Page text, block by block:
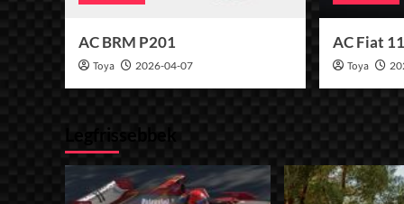
AC BRM P201
Toya 2026-04-07
AC Fiat
Toya
Legfrissebbek